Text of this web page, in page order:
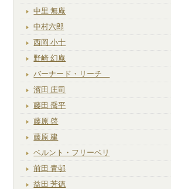
中里 無庵
中村六郎
西岡 小十
野崎 幻庵
バーナード・リーチ
濱田 庄司
藤田 喬平
藤原 啓
藤原 建
ベルント・フリーベリ
前田 青邨
益田 芳徳